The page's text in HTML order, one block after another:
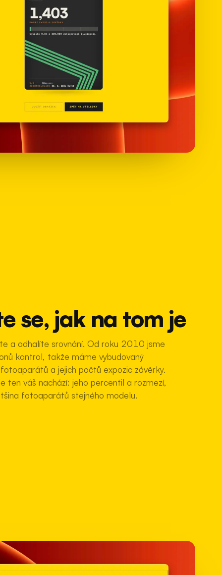
se, jak na tom je
a odhalíte srovnání. Od roku 2010 jsme
kontrol, takže máme vybudovaný
a jejich počtů expozic závěrky.
ten váš nachází: jeho percentil a rozmezí,
fotoaparátů stejného modelu.